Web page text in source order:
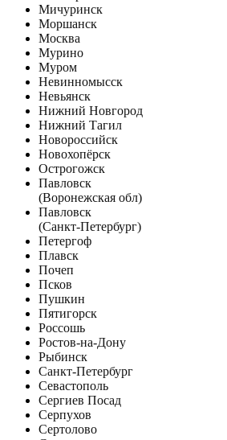
Мичуринск
Моршанск
Москва
Мурино
Муром
Невинномысск
Невьянск
Нижний Новгород
Нижний Тагил
Новороссийск
Новохопёрск
Острогожск
Павловск
(Воронежская обл)
Павловск
(Санкт-Петербург)
Петергоф
Плавск
Почеп
Псков
Пушкин
Пятигорск
Россошь
Ростов-на-Дону
Рыбинск
Санкт-Петербург
Севастополь
Сергиев Посад
Серпухов
Сертолово